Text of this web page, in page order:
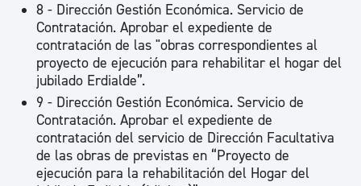
8 - Dirección Gestión Económica. Servicio de
Contratación. Aprobar el expediente de
contratación de las "obras correspondientes al
proyecto de ejecución para rehabilitar el hogar del
jubilado Erdialde”.
9 - Dirección Gestión Económica. Servicio de
Contratación. Aprobar el expediente de
contratación del servicio de Dirección Facultativa
de las obras de previstas en “Proyecto de
ejecución para la rehabilitación del Hogar del